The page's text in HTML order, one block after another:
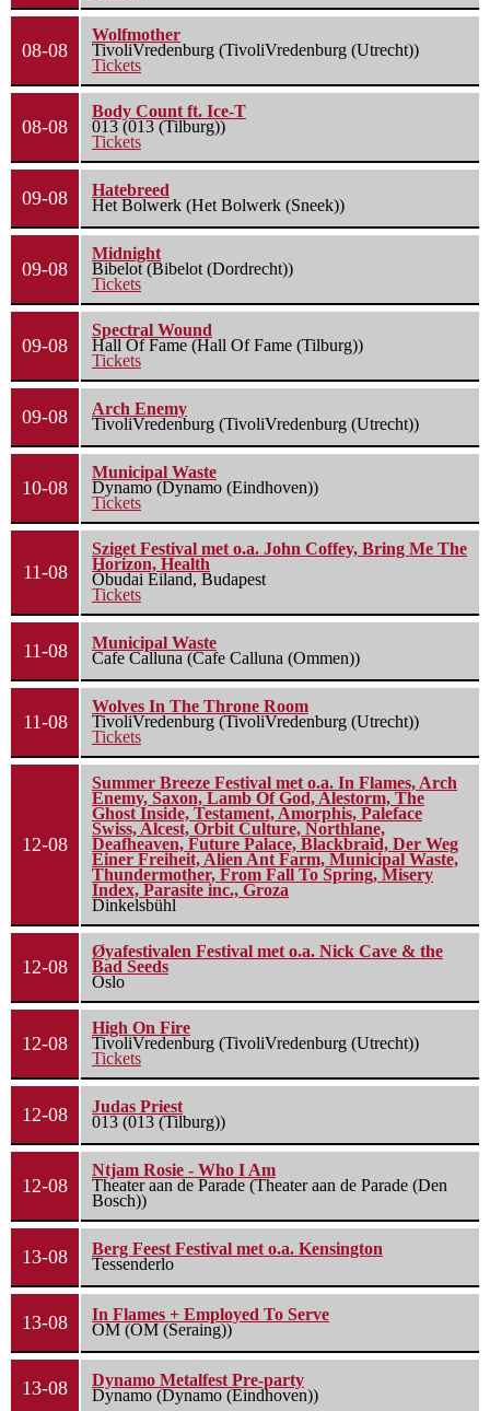
08-08
Wolfmother
TivoliVredenburg (TivoliVredenburg (Utrecht))
Tickets
08-08
Body Count ft. Ice-T
013 (013 (Tilburg))
Tickets
09-08
Hatebreed
Het Bolwerk (Het Bolwerk (Sneek))
09-08
Midnight
Bibelot (Bibelot (Dordrecht))
Tickets
09-08
Spectral Wound
Hall Of Fame (Hall Of Fame (Tilburg))
Tickets
09-08
Arch Enemy
TivoliVredenburg (TivoliVredenburg (Utrecht))
10-08
Municipal Waste
Dynamo (Dynamo (Eindhoven))
Tickets
11-08
Sziget Festival met o.a. John Coffey, Bring Me The
Horizon, Health
Óbudai Eiland, Budapest
Tickets
11-08
Municipal Waste
Cafe Calluna (Cafe Calluna (Ommen))
11-08
Wolves In The Throne Room
TivoliVredenburg (TivoliVredenburg (Utrecht))
Tickets
12-08
Summer Breeze Festival met o.a. In Flames, Arch
Enemy, Saxon, Lamb Of God, Alestorm, The
Ghost Inside, Testament, Amorphis, Paleface
Swiss, Alcest, Orbit Culture, Northlane,
Deafheaven, Future Palace, Blackbraid, Der Weg
Einer Freiheit, Alien Ant Farm, Municipal Waste,
Thundermother, From Fall To Spring, Misery
Index, Parasite inc., Groza
Dinkelsbühl
12-08
Øyafestivalen Festival met o.a. Nick Cave & the
Bad Seeds
Oslo
12-08
High On Fire
TivoliVredenburg (TivoliVredenburg (Utrecht))
Tickets
12-08
Judas Priest
013 (013 (Tilburg))
12-08
Ntjam Rosie - Who I Am
Theater aan de Parade (Theater aan de Parade (Den
Bosch))
13-08
Berg Feest Festival met o.a. Kensington
Tessenderlo
13-08
In Flames + Employed To Serve
OM (OM (Seraing))
13-08
Dynamo Metalfest Pre-party
Dynamo (Dynamo (Eindhoven))